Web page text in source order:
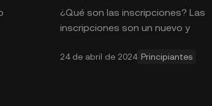
¿Qué son las inscripciones? Las
inscripciones son un nuevo y
imágenes, videos, audio, texto y
24 de abril de 2024 Principiantes